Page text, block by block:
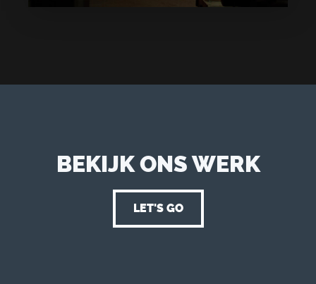
BEKIJK ONS WERK
LET'S GO